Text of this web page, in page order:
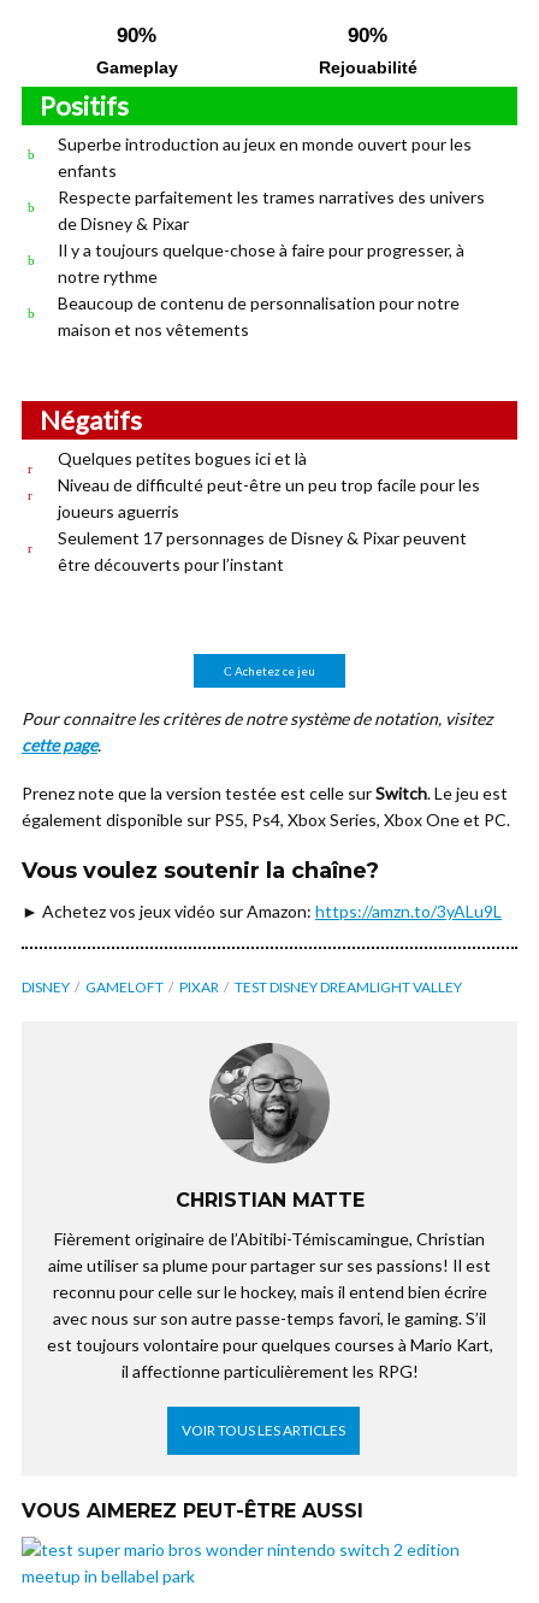
90%
Gameplay
90%
Rejouabilité
Positifs
Superbe introduction au jeux en monde ouvert pour les
enfants
Respecte parfaitement les trames narratives des univers
de Disney & Pixar
Il y a toujours quelque-chose à faire pour progresser, à
notre rythme
Beaucoup de contenu de personnalisation pour notre
maison et nos vêtements
Négatifs
Quelques petites bogues ici et là
Niveau de difficulté peut-être un peu trop facile pour les
joueurs aguerris
Seulement 17 personnages de Disney & Pixar peuvent
être découverts pour l’instant
Achetez ce jeu
Pour connaitre les critères de notre système de notation, visitez
cette page.
Prenez note que la version testée est celle surSwitch. Le jeu est
également disponible sur PS5, Ps4, Xbox Series, Xbox One et PC.
Vous voulez soutenir la chaîne?
► Achetez vos jeux vidéo sur Amazon: https://amzn.to/3yALu9L
DISNEY GAMELOFT PIXAR TEST DISNEY DREAMLIGHT VALLEY
CHRISTIAN MATTE
Fièrement originaire de l’Abitibi-Témiscamingue, Christian
aime utiliser sa plume pour partager sur ses passions! Il est
reconnu pour celle sur le hockey, mais il entend bien écrire
avec nous sur son autre passe-temps favori, le gaming. S’il
est toujours volontaire pour quelques courses à Mario Kart,
il affectionne particulièrement les RPG!
VOIR TOUS LES ARTICLES
VOUS AIMEREZ PEUT-ÊTRE AUSSI